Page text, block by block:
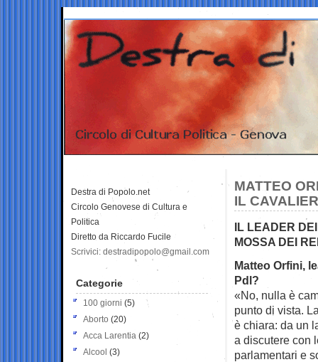
MATTEO
IL
IL LEADER
MOSSA DEI
Matteo Orfini,
Pdl?
«No, nulla è
punto di vista.
è chiara: da un
a discutere con
parlamentari e
Destra di Popolo.net
Circolo Genovese di Cultura e
Politica
Diretto da Riccardo Fucile
Scrivici: destradipopolo@gmail.com
Categorie
100 giorni (5)
Aborto (20)
Acca Larentia (2)
Alcool (3)